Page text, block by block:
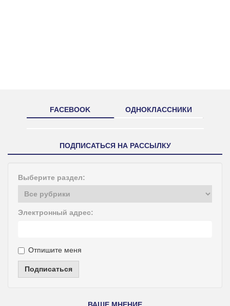
FACEBOOK ОДНОКЛАССНИКИ
ПОДПИСАТЬСЯ НА РАССЫЛКУ
Выберите раздел:
Электронный адрес:
Отпишите меня
Подписаться